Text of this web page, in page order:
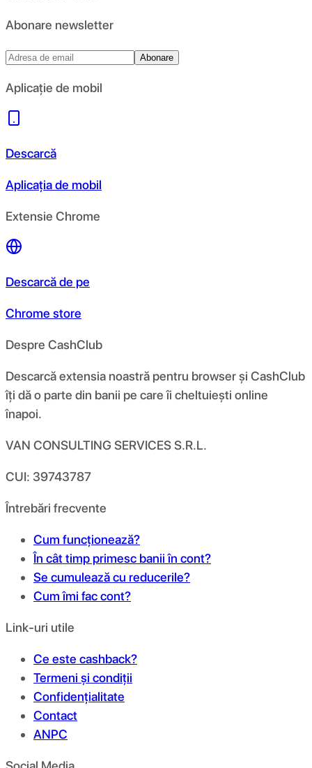
Abonare newsletter
Abonare
Aplicație de mobil
Descarcă
Aplicația de mobil
Extensie Chrome
Descarcă de pe
Chrome store
Despre CashClub
Descarcă extensia noastră pentru browser și CashClub
îți dă o parte din banii pe care îi cheltuiești online
înapoi.
VAN CONSULTING SERVICES S.R.L.
CUI: 39743787
Întrebări frecvente
Cum funcționează?
În cât timp primesc banii în cont?
Se cumulează cu reducerile?
Cum îmi fac cont?
Link-uri utile
Ce este cashback?
Termeni și condiții
Confidențialitate
Contact
ANPC